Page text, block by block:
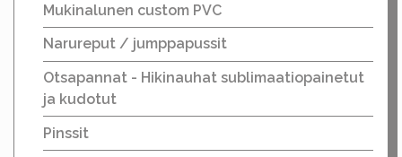
Mukinalunen custom PVC
Narureput / jumppapussit
Otsapannat - Hikinauhat sublimaatiopainetut
ja kudotut
Pinssit